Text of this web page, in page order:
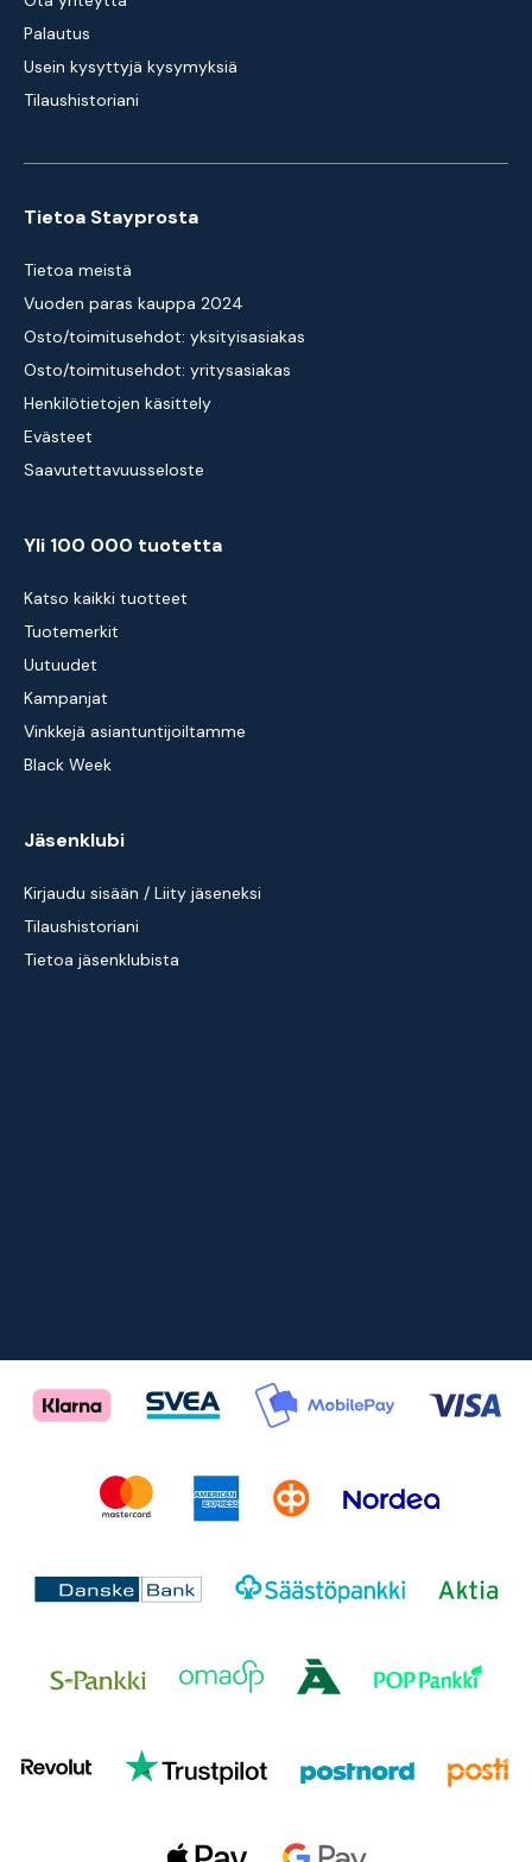
Palautus
Usein kysyttyjä kysymyksiä
Tilaushistoriani
Tietoa Stayprosta
Tietoa meistä
Vuoden paras kauppa 2024
Osto/toimitusehdot: yksityisasiakas
Osto/toimitusehdot: yritysasiakas
Henkilötietojen käsittely
Evästeet
Saavutettavuusseloste
Yli 100 000 tuotetta
Katso kaikki tuotteet
Tuotemerkit
Uutuudet
Kampanjat
Vinkkejä asiantuntijoiltamme
Black Week
Jäsenklubi
Kirjaudu sisään / Liity jäseneksi
Tilaushistoriani
Tietoa jäsenklubista